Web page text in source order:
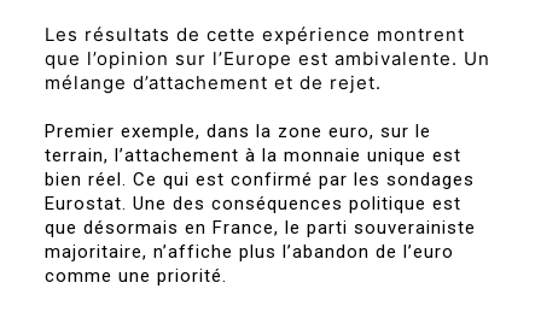
Les résultats de cette expérience montrent
que l’opinion sur l’Europe est ambivalente. Un
mélange d’attachement et de rejet.
Premier exemple, dans la zone euro, sur le
terrain, l’attachement à la monnaie unique est
bien réel. Ce qui est confirmé par les sondages
Eurostat. Une des conséquences politique est
que désormais en France, le parti souverainiste
majoritaire, n’affiche plus l’abandon de l’euro
comme une priorité.